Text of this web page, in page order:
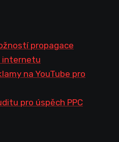
propagace
internetu
na YouTube pro
pro úspěch PPC